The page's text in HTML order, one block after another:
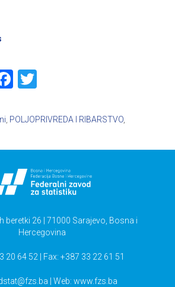
Facebook
POLJOPRIVREDA I RIBARSTVO
beretki 26 | 71000 Sarajevo, Bosna i
Hercegovina
20 64 52 | Fax: +387 33 22 61 51
| Web: www.fzs.ba